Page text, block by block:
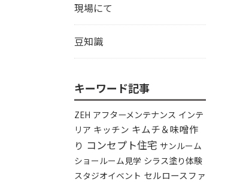
現場にて
豆知識
キーワード記事
ZEH アフターメンテナンス インテ
リア キッチン キムチ＆味噌作
り コンセプト住宅 サンルーム
ショールーム見学 シラス塗り体験
スタジオイベント セルロースファ